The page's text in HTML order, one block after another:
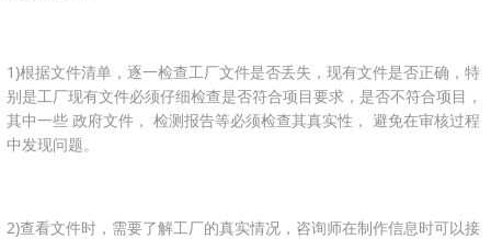
1)根据文件清单，逐一检查工厂文件是否丢失，现有文件是否正确，特
别是工厂现有文件必须仔细检查是否符合项目要求，是否不符合项目，
其中一些 政府文件， 检测报告等必须检查其真实性， 避免在审核过程
中发现问题。
2)查看文件时，需要了解工厂的真实情况，咨询师在制作信息时可以接